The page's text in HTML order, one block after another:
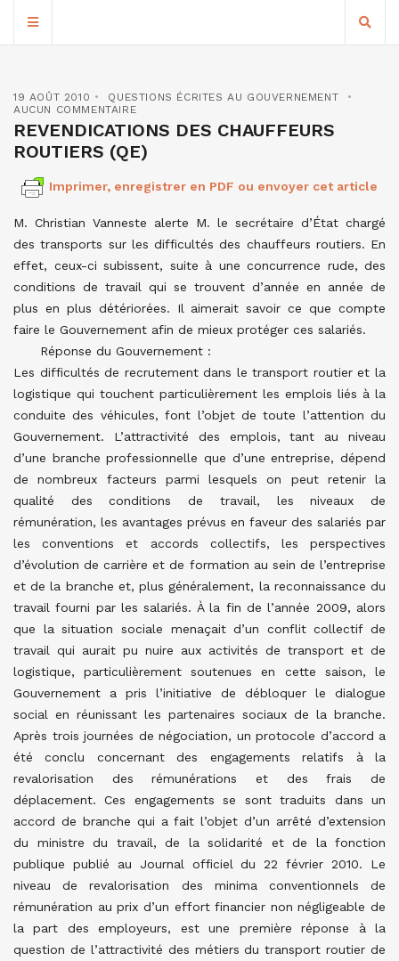
19 AOÛT 2010
QUESTIONS ÉCRITES AU GOUVERNEMENT
AUCUN COMMENTAIRE
REVENDICATIONS DES CHAUFFEURS
ROUTIERS (QE)
Imprimer, enregistrer en PDF ou envoyer cet article
M. Christian Vanneste alerte M. le secrétaire d’État chargé
des transports sur les difficultés des chauffeurs routiers. En
effet, ceux-ci subissent, suite à une concurrence rude, des
conditions de travail qui se trouvent d’année en année de
plus en plus détériorées. Il aimerait savoir ce que compte
faire le Gouvernement afin de mieux protéger ces salariés.
Réponse du Gouvernement :
Les difficultés de recrutement dans le transport routier et la
logistique qui touchent particulièrement les emplois liés à la
conduite des véhicules, font l’objet de toute l’attention du
Gouvernement. L’attractivité des emplois, tant au niveau
d’une branche professionnelle que d’une entreprise, dépend
de nombreux facteurs parmi lesquels on peut retenir la
qualité des conditions de travail, les niveaux de
rémunération, les avantages prévus en faveur des salariés par
les conventions et accords collectifs, les perspectives
d’évolution de carrière et de formation au sein de l’entreprise
et de la branche et, plus généralement, la reconnaissance du
travail fourni par les salariés. À la fin de l’année 2009, alors
que la situation sociale menaçait d’un conflit collectif de
travail qui aurait pu nuire aux activités de transport et de
logistique, particulièrement soutenues en cette saison, le
Gouvernement a pris l’initiative de débloquer le dialogue
social en réunissant les partenaires sociaux de la branche.
Après trois journées de négociation, un protocole d’accord a
été conclu concernant des engagements relatifs à la
revalorisation des rémunérations et des frais de
déplacement. Ces engagements se sont traduits dans un
accord de branche qui a fait l’objet d’un arrêté d’extension
du ministre du travail, de la solidarité et de la fonction
publique publié au Journal officiel du 22 février 2010. Le
niveau de revalorisation des minima conventionnels de
rémunération au prix d’un effort financier non négligeable de
la part des employeurs, est une première réponse à la
question de l’attractivité des métiers du transport routier de